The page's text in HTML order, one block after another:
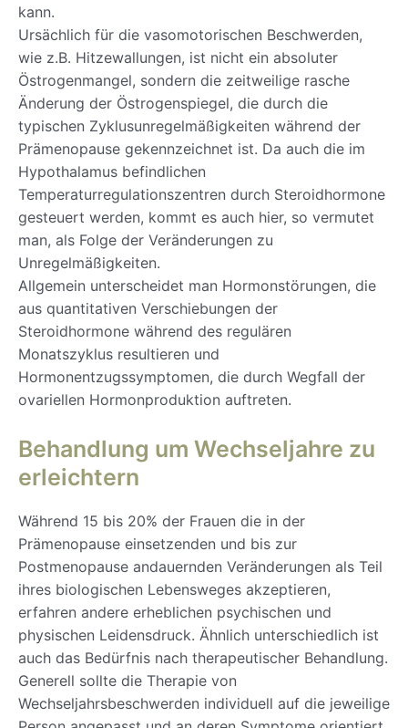
kann.
Ursächlich für die vasomotorischen Beschwerden,
wie z.B. Hitzewallungen, ist nicht ein absoluter
Östrogenmangel, sondern die zeitweilige rasche
Änderung der Östrogenspiegel, die durch die
typischen Zyklusunregelmäßigkeiten während der
Prämenopause gekennzeichnet ist. Da auch die im
Hypothalamus befindlichen
Temperaturregulationszentren durch Steroidhormone
gesteuert werden, kommt es auch hier, so vermutet
man, als Folge der Veränderungen zu
Unregelmäßigkeiten.
Allgemein unterscheidet man Hormonstörungen, die
aus quantitativen Verschiebungen der
Steroidhormone während des regulären
Monatszyklus resultieren und
Hormonentzugssymptomen, die durch Wegfall der
ovariellen Hormonproduktion auftreten.
Behandlung um Wechseljahre zu
erleichtern
Während 15 bis 20% der Frauen die in der
Prämenopause einsetzenden und bis zur
Postmenopause andauernden Veränderungen als Teil
ihres biologischen Lebensweges akzeptieren,
erfahren andere erheblichen psychischen und
physischen Leidensdruck. Ähnlich unterschiedlich ist
auch das Bedürfnis nach therapeutischer Behandlung.
Generell sollte die Therapie von
Wechseljahrsbeschwerden individuell auf die jeweilige